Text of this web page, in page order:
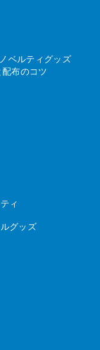
ベルティグッズ
布のコツ
ィ
グッズ